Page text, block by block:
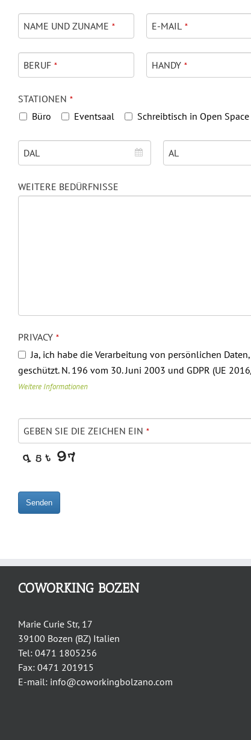
NAME UND ZUNAME *
BERUF *
E-MAIL *
HANDY *
STATIONEN *
Büro Eventsaal Schreibtisch in Open Space
DAL AL
WEITERE BEDÜRFNISSE
PRIVACY *
Ja, ich habe die Verarbeitung von persönlichen
geschützt. N. 196 vom 30. Juni 2003 und GDPR (UE
Weitere Informationen
GEBEN SIE DIE ZEICHEN EIN *
Senden
left
COWORKING BOZEN
Marie Curie Str, 17
39100 Bozen (BZ) Italien
Tel: 0471 1805256
Fax: 0471 201915
E-mail: info@coworkingbolzano.com